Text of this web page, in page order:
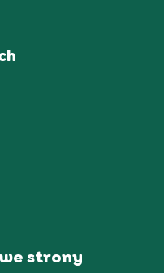
strony